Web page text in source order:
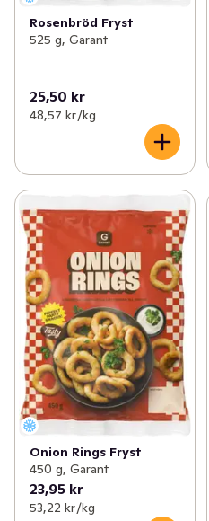
Nytt till balkong och altan
✓ Nyheter inom kött & kyckling
✓ Nyheter till de minsta
Rosenbröd Fryst
525 g, Garant
25,50 kr
48,57 kr /kg
Onion Rings Fryst
450 g, Garant
23,95 kr
53,22 kr /kg